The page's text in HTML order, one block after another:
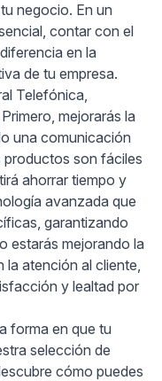
negocio. En un
contar con el
en la
de tu empresa.
Telefónica,
mejorarás la
una comunicación
son fáciles
ahorrar tiempo y
avanzada que
garantizando
estarás mejorando la
la atención al cliente,
y lealtad por
forma en que tu
selección de
cómo puedes